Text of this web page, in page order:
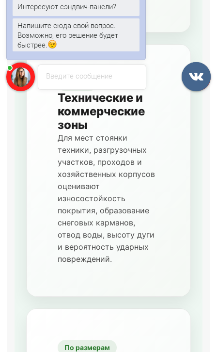
Технические и
коммерческие
зоны
Для мест стоянки
техники, разгрузочных
участков, проходов и
хозяйственных корпусов
оценивают
износостойкость
покрытия, образование
снеговых карманов,
отвод воды, высоту дуги
и вероятность ударных
повреждений.
По размерам
Введите сообщение
Интересуют сэндвич-панели?
Напишите сюда свой вопрос.
Возможно, его решение будет
быстрее.